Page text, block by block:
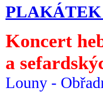
PLAKÁTEK
Koncert
a
Louny -